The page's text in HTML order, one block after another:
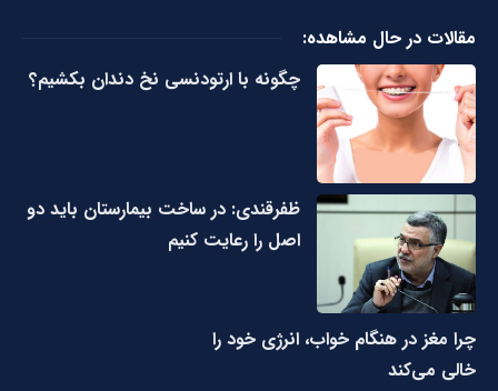
مقالات در حال مشاهده:
چگونه با ارتودنسی نخ دندان بکشیم؟
ظفرقندی: در ساخت بیمارستان باید دو
اصل را رعایت کنیم
چرا مغز در هنگام خواب، انرژی خود را
خالی می‌کند